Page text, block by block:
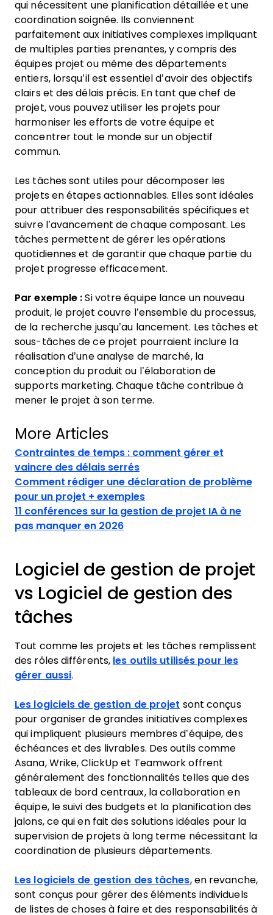
qui nécessitent une planification détaillée et une
coordination soignée. Ils conviennent
parfaitement aux initiatives complexes impliquant
de multiples parties prenantes, y compris des
équipes projet ou même des départements
entiers, lorsqu’il est essentiel d’avoir des objectifs
clairs et des délais précis. En tant que chef de
projet, vous pouvez utiliser les projets pour
harmoniser les efforts de votre équipe et
concentrer tout le monde sur un objectif
commun.
Les tâches sont utiles pour décomposer les
projets en étapes actionnables. Elles sont idéales
pour attribuer des responsabilités spécifiques et
suivre l’avancement de chaque composant. Les
tâches permettent de gérer les opérations
quotidiennes et de garantir que chaque partie du
projet progresse efficacement.
Par exemple :Si votre équipe lance un nouveau
produit, le projet couvre l’ensemble du processus,
de la recherche jusqu’au lancement. Les tâches et
sous-tâches de ce projet pourraient inclure la
réalisation d’une analyse de marché, la
conception du produit ou l’élaboration de
supports marketing. Chaque tâche contribue à
mener le projet à son terme.
More Articles
Contraintes de temps : comment gérer et
vaincre des délais serrés
Comment rédiger une déclaration de problème
pour un projet + exemples
11 conférences sur la gestion de projet IA à ne
pas manquer en 2026
Logiciel de gestion de projet
vs Logiciel de gestion des
tâches
Tout comme les projets et les tâches remplissent
des rôles différents, les outils utilisés pour les
gérer aussi.
Les logiciels de gestion de projet sont conçus
pour organiser de grandes initiatives complexes
qui impliquent plusieurs membres d’équipe, des
échéances et des livrables. Des outils comme
Asana, Wrike, ClickUp et Teamwork offrent
généralement des fonctionnalités telles que des
tableaux de bord centraux, la collaboration en
équipe, le suivi des budgets et la planification des
jalons, ce qui en fait des solutions idéales pour la
supervision de projets à long terme nécessitant la
coordination de plusieurs départements.
Les logiciels de gestion des tâches, en revanche,
sont conçus pour gérer des éléments individuels
de listes de choses à faire et des responsabilités à